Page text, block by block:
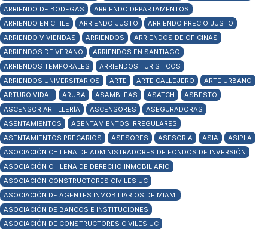
ARRIENDO DE BODEGAS
ARRIENDO DEPARTAMENTOS
ARRIENDO EN CHILE
ARRIENDO JUSTO
ARRIENDO PRECIO JUSTO
ARRIENDO VIVIENDAS
ARRIENDOS
ARRIENDOS DE OFICINAS
ARRIENDOS DE VERANO
ARRIENDOS EN SANTIAGO
ARRIENDOS TEMPORALES
ARRIENDOS TURÍSTICOS
ARRIENDOS UNIVERSITARIOS
ARTE ARTE CALLEJERO
ARTE URBANO
ARTURO VIDAL
ARUBA ASAMBLEAS ASATCH
ASBESTO
ASCENSOR ARTILLERÍA
ASCENSORES
ASEGURADORAS
ASENTAMIENTOS
ASENTAMIENTOS IRREGULARES
ASENTAMIENTOS PRECARIOS
ASESORES ASESORIA ASIA
ASIPLA
ASOCIACIÓN CHILENA DE ADMINISTRADORES DE FONDOS DE INVERSIÓN
ASOCIACIÓN CHILENA DE DERECHO INMOBILIARIO
ASOCIACIÓN CONSTRUCTORES CIVILES UC
ASOCIACIÓN DE AGENTES INMOBILIARIOS DE MIAMI
ASOCIACIÓN DE BANCOS E INSTITUCIONES
ASOCIACIÓN DE CONSTRUCTORES CIVILES UC